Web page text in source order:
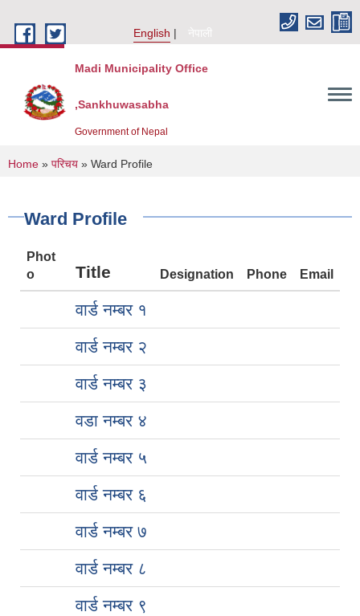
English
नेपाली
Madi Municipality Office
,Sankhuwasabha
Government of Nepal
You are here
Home » परिचय » Ward Profile
Ward Profile
Phot
o
Title Designation Phone Email
वार्ड नम्बर १
वार्ड नम्बर २
वार्ड नम्बर ३
वडा नम्बर ४
वार्ड नम्बर ५
वार्ड नम्बर ६
वार्ड नम्बर ७
वार्ड नम्बर ८
वार्ड नम्बर ९